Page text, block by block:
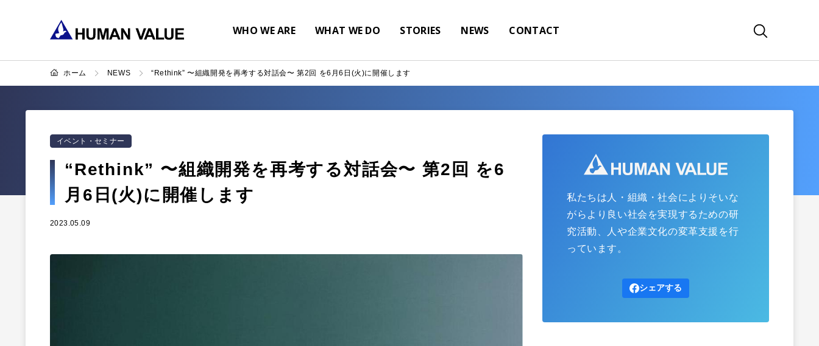
WHO WE ARE WHAT WE DO STORIES NEWS CONTACT
ホーム NEWS “Rethink” 〜組織開発を再考する対話会〜 第2回 を6月6日(火)に開催します
イベント・セミナー
“Rethink” 〜組織開発を再考する対話会〜 第2回 を6
月6日(火)に開催します
2023.05.09
私たちは人・組織・社会によりそいな
がらより良い社会を実現するための研
究活動、人や企業文化の変革支援を行
っています。
シェアする